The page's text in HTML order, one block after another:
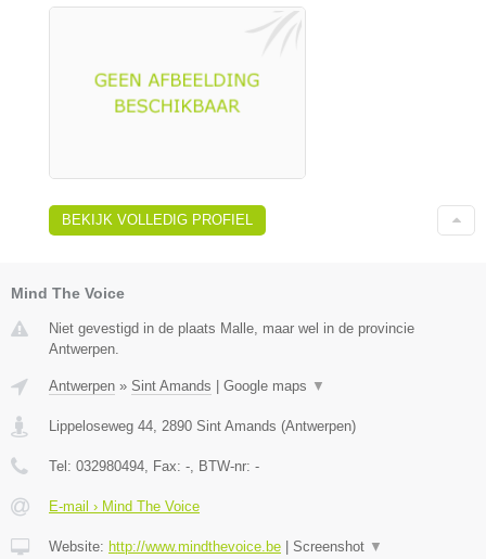
BEKIJK VOLLEDIG PROFIEL
Mind The Voice
Niet gevestigd in de plaats Malle, maar wel in de provincie
Antwerpen.
Antwerpen » Sint Amands | Google maps ▼
Lippeloseweg 44 2890 Sint Amands (Antwerpen)
Tel: 032980494 , Fax: - , BTW-nr: -
E-mail › Mind The Voice
Website: http://www.mindthevoice.be | Screenshot ▼